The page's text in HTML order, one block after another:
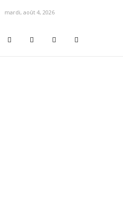
mardi, août 4, 2026